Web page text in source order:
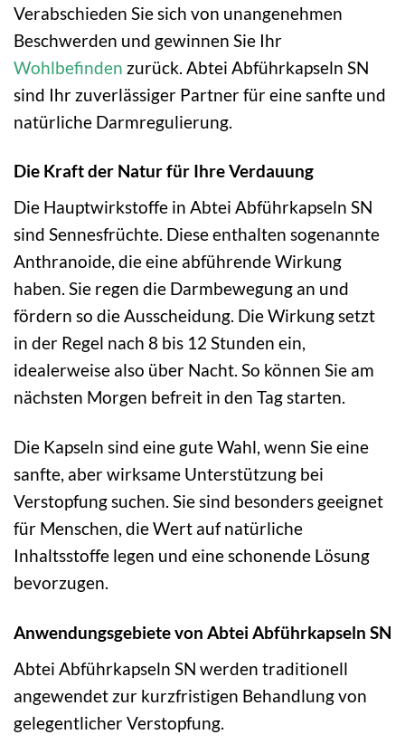
Verabschieden Sie sich von unangenehmen
Beschwerden und gewinnen Sie Ihr
Wohlbefinden zurück. Abtei Abführkapseln SN
sind Ihr zuverlässiger Partner für eine sanfte und
natürliche Darmregulierung.
Die Kraft der Natur für Ihre Verdauung
Die Hauptwirkstoffe in Abtei Abführkapseln SN
sind Sennesfrüchte. Diese enthalten sogenannte
Anthranoide, die eine abführende Wirkung
haben. Sie regen die Darmbewegung an und
fördern so die Ausscheidung. Die Wirkung setzt
in der Regel nach 8 bis 12 Stunden ein,
idealerweise also über Nacht. So können Sie am
nächsten Morgen befreit in den Tag starten.
Die Kapseln sind eine gute Wahl, wenn Sie eine
sanfte, aber wirksame Unterstützung bei
Verstopfung suchen. Sie sind besonders geeignet
für Menschen, die Wert auf natürliche
Inhaltsstoffe legen und eine schonende Lösung
bevorzugen.
Anwendungsgebiete von Abtei Abführkapseln SN
Abtei Abführkapseln SN werden traditionell
angewendet zur kurzfristigen Behandlung von
gelegentlicher Verstopfung.